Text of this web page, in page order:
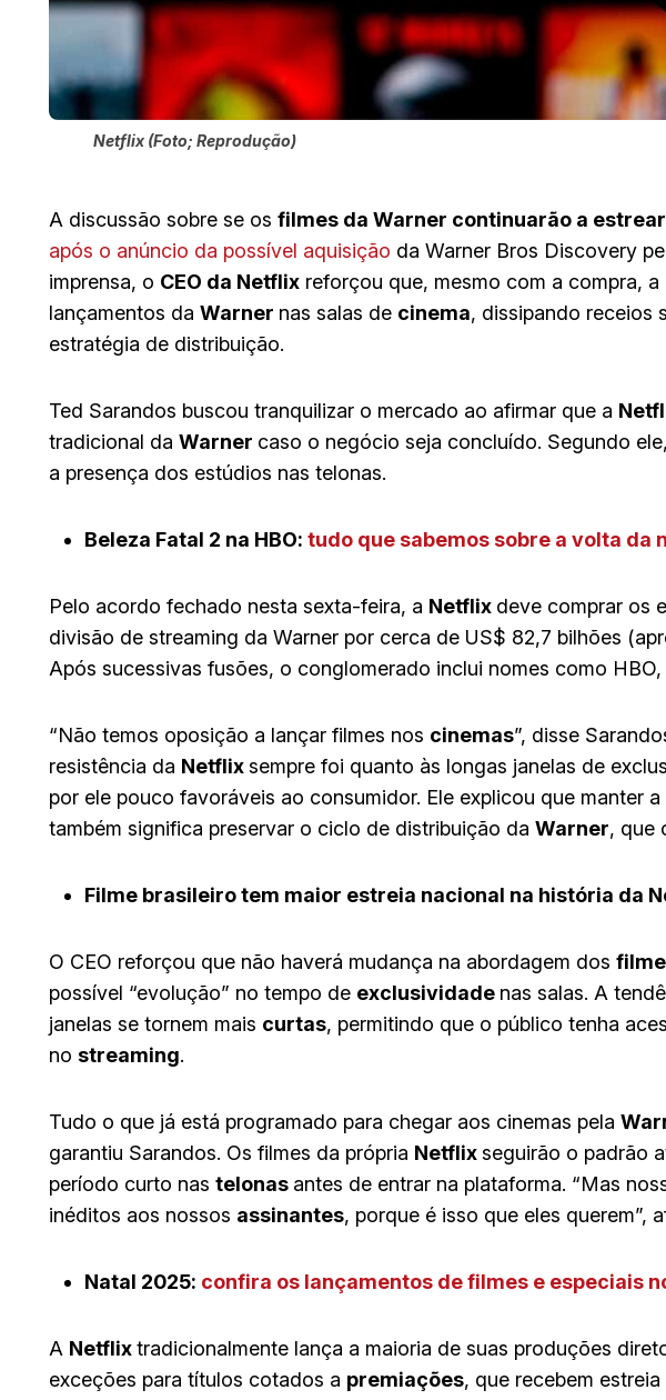
Netflix (Foto; Reprodução)
A discussão sobre se os filmes da Warner continuarão a
após o anúncio da possível aquisição da Warner Bros Discovery
imprensa, o CEO da Netflix reforçou que, mesmo com a compra,
lançamentos da Warner nas salas de cinema, dissipando receios
estratégia de distribuição.
Ted Sarandos buscou tranquilizar o mercado ao afirmar que a
tradicional da Warner caso o negócio seja concluído. Segundo
a presença dos estúdios nas telonas.
Beleza Fatal 2 na HBO: tudo que sabemos sobre a volta da
Pelo acordo fechado nesta sexta-feira, a Netflix deve comprar os
divisão de streaming da Warner por cerca de US$ 82,7 bilhões
Após sucessivas fusões, o conglomerado inclui nomes como
“Não temos oposição a lançar filmes nos cinemas”, disse
resistência da Netflixsempre foi quanto às longas janelas de
por ele pouco favoráveis ao consumidor. Ele explicou que manter a
também significa preservar o ciclo de distribuição da Warner, que
Filme brasileiro tem maior estreia nacional na história da
O CEO reforçou que não haverá mudança na abordagem dos
possível “evolução” no tempo de exclusividade nas salas. A
janelas se tornem mais curtas, permitindo que o público tenha
no streaming.
Tudo o que já está programado para chegar aos cinemas pela
garantiu Sarandos. Os filmes da própria Netflixseguirão o padrão
período curto nas telonas antes de entrar na plataforma. “Mas
inéditos aos nossos assinantes, porque é isso que eles querem”,
Natal 2025: confira os lançamentos de filmes e especiais
A Netflixtradicionalmente lança a maioria de suas produções
exceções para títulos cotados a premiações, que recebem